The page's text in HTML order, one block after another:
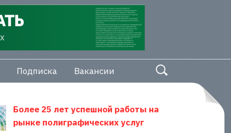
Подписка Вакансии
Более 25 лет успешной работы на
рынке полиграфических услуг